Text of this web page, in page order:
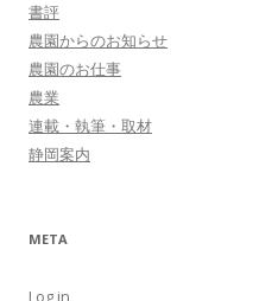
書評
農園からのお知らせ
農園のお仕事
農業
連載・執筆・取材
静岡案内
META
Log in